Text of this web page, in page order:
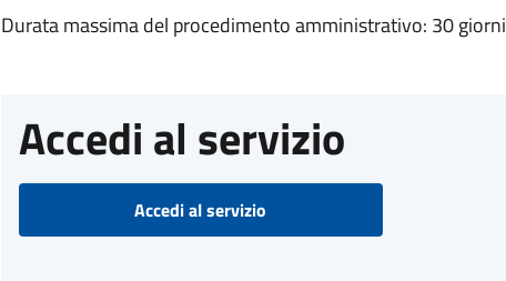
Durata massima del procedimento amministrativo: 30 giorni
Accedi al servizio
Accedi al servizio